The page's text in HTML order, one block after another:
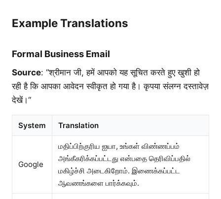
Example Translations
Formal Business Email
Source: “श्रीमान जी, हमें आपको यह सूचित करते हुए खुशी हो
रही है कि आपका आवेदन स्वीकृत हो गया है। कृपया संलग्न दस्तावेज़
देखें।“
System Translation
Google
மதிப்பிற்குரிய ஐயா, உங்கள் விண்ணப்பம்
அங்கீகரிக்கப்பட்டது என்பதை தெரிவிப்பதில்
மகிழ்ச்சி அடைகிறோம். இணைக்கப்பட்ட
ஆவணங்களை பார்க்கவும்.